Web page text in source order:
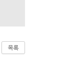
목록